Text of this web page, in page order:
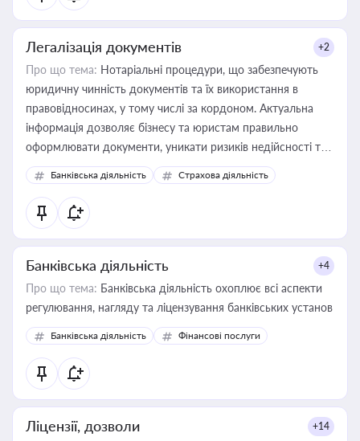
Легалізація документів +2
Про що тема: Нотаріальні процедури, що забезпечують
юридичну чинність документів та їх використання в
правовідносинах, у тому числі за кордоном. Актуальна
інформація дозволяє бізнесу та юристам правильно
оформлювати документи, уникати ризиків недійсності та
забезпечувати їх належне прийняття органами влади та
контрагентами
Банківська діяльність Страхова діяльність
Банківська діяльність +4
Про що тема: Банківська діяльність охоплює всі аспекти
регулювання, нагляду та ліцензування банківських установ
Банківська діяльність Фінансові послуги
Ліцензії, дозволи +14